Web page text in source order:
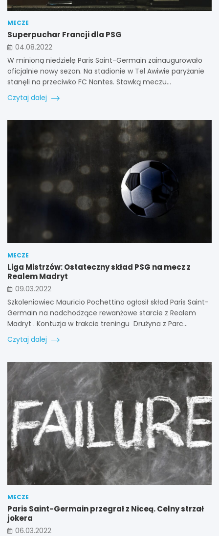
MECZE
Superpuchar Francji dla PSG
04.08.2022
W minioną niedzielę Paris Saint-Germain zainaugurowało
oficjalnie nowy sezon. Na stadionie w Tel Awiwie paryżanie
stanęli na przeciwko FC Nantes. Stawką meczu…
Czytaj dalej
MECZE
Liga Mistrzów: Ostateczny skład PSG na mecz z
Realem Madryt
09.03.2022
Szkoleniowiec Mauricio Pochettino ogłosił skład Paris Saint-
Germain na nadchodzące rewanżowe starcie z Realem
Madryt . Kontuzja w trakcie treningu Drużyna z Parc…
Czytaj dalej
MECZE
Paris Saint-Germain przegrał z Niceą. Celny strzał
jokera
06.03.2022